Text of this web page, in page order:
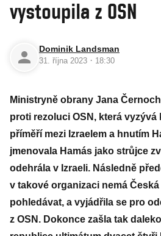
vystoupila z OSN
Dominik Landsman
31. října 2023 · 18:30
Ministryně obrany Jana
proti rezoluci OSN, která vyzývá
příměří mezi Izraelem a hnutím
jmenovala Hamás jako strůjce
odehrála v Izraeli. Následně
v takové organizaci nemá
pohledávat, a vyjádřila se pro
z OSN. Dokonce zašla tak